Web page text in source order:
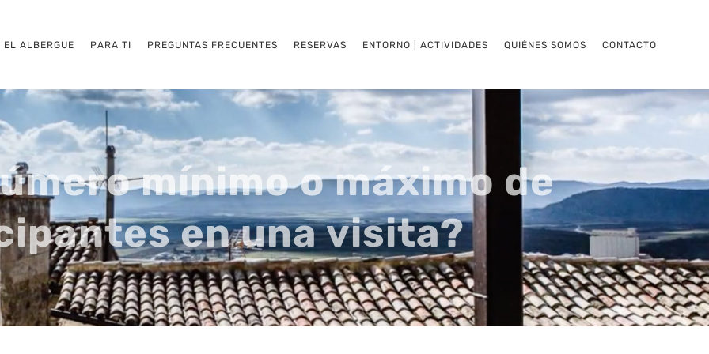
EL ALBERGUE PARA TI PREGUNTAS FRECUENTES RESERVAS ENTORNO | ACTIVIDADES QUIÉNES SOMOS CONTACTO
mínimo o máximo de
en una visita?